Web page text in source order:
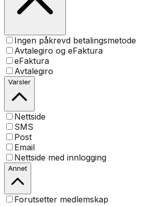
Ingen påkrevd betalingsmetode
Avtalegiro og eFaktura
eFaktura
Avtalegiro
Varsler
Nettside
SMS
Post
Email
Nettside med innlogging
Annet
Forutsetter medlemskap